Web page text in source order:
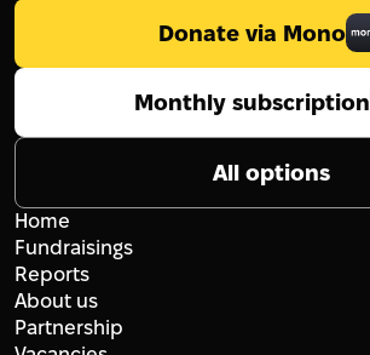
Donate via Mono
Monthly subscription
All options
Home
Fundraisings
Reports
About us
Partnership